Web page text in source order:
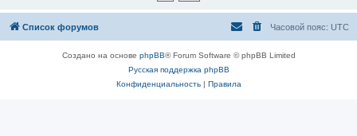
Список форумов Часовой пояс: UTC
Создано на основе phpBB® Forum Software © phpBB Limited
Русская поддержка phpBB
Конфиденциальность| Правила